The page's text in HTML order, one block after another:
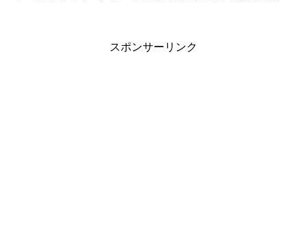
スポンサーリンク